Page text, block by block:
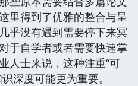
里得到了优雅的整合与呈
乎没有遇到需要停下来冥
于自学者或者需要快速掌
人士来说，这种注重“可
深度可能更为重要。